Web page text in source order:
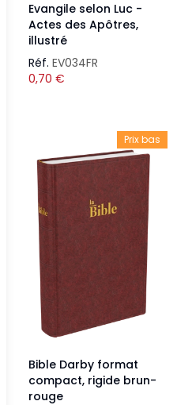
Evangile selon Luc -
Actes des Apôtres,
illustré
Réf. EV034FR
0,70 €
Prix bas
Bible Darby format
compact, rigide brun-
rouge